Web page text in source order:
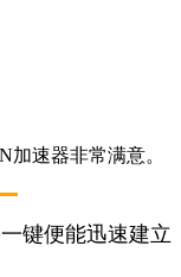
键便能迅速建立